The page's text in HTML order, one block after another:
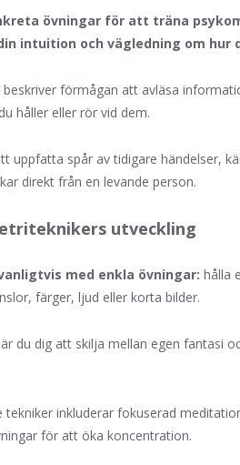
övningar för att träna
intuition och vägledning om
beskriver förmågan att avläsa
håller eller rör vid dem.
uppfatta spår av tidigare händelser,
direkt från en levande person.
utveckling
med enkla övningar: hålla
färger, ljud eller korta bilder.
du dig att skilja mellan egen fantasi
tekniker inkluderar fokuserad
för att öka koncentration.